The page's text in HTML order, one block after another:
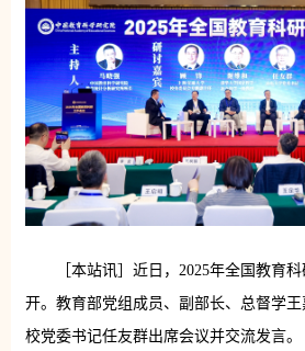
［本站讯］近日，2025年全国教育
开。教育部党组成员、副部长、总督学王
校党委书记任友群出席会议并交流发言。